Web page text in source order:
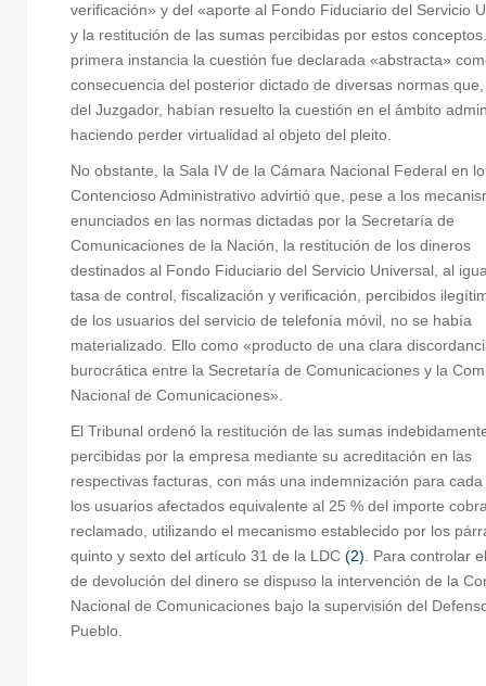
verificación» y del «aporte al Fondo Fiduciario del Servicio
y la restitución de las sumas percibidas por estos
primera instancia la cuestión fue declarada «abstracta»
consecuencia del posterior dictado de diversas normas
del Juzgador, habían resuelto la cuestión en el ámbito
haciendo perder virtualidad al objeto del pleito.
No obstante, la Sala IV de la Cámara Nacional Federal en lo
Contencioso Administrativo advirtió que, pese a los
enunciados en las normas dictadas por la Secretaría de
Comunicaciones de la Nación, la restitución de los dineros
destinados al Fondo Fiduciario del Servicio Universal, al
tasa de control, fiscalización y verificación, percibidos
de los usuarios del servicio de telefonía móvil, no se había
materializado. Ello como «producto de una clara
burocrática entre la Secretaría de Comunicaciones y la
Nacional de Comunicaciones».
El Tribunal ordenó la restitución de las sumas
percibidas por la empresa mediante su acreditación en las
respectivas facturas, con más una indemnización para
los usuarios afectados equivalente al 25 % del importe
reclamado, utilizando el mecanismo establecido por los
quinto y sexto del artículo 31 de la LDC (2) . Para controlar
de devolución del dinero se dispuso la intervención de la
Nacional de Comunicaciones bajo la supervisión del
Pueblo.